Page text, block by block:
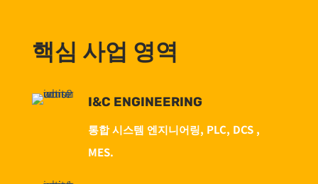
핵심 사업 영역
I&C ENGINEERING
통합 시스템 엔지니어링, PLC, DCS ,
MES.